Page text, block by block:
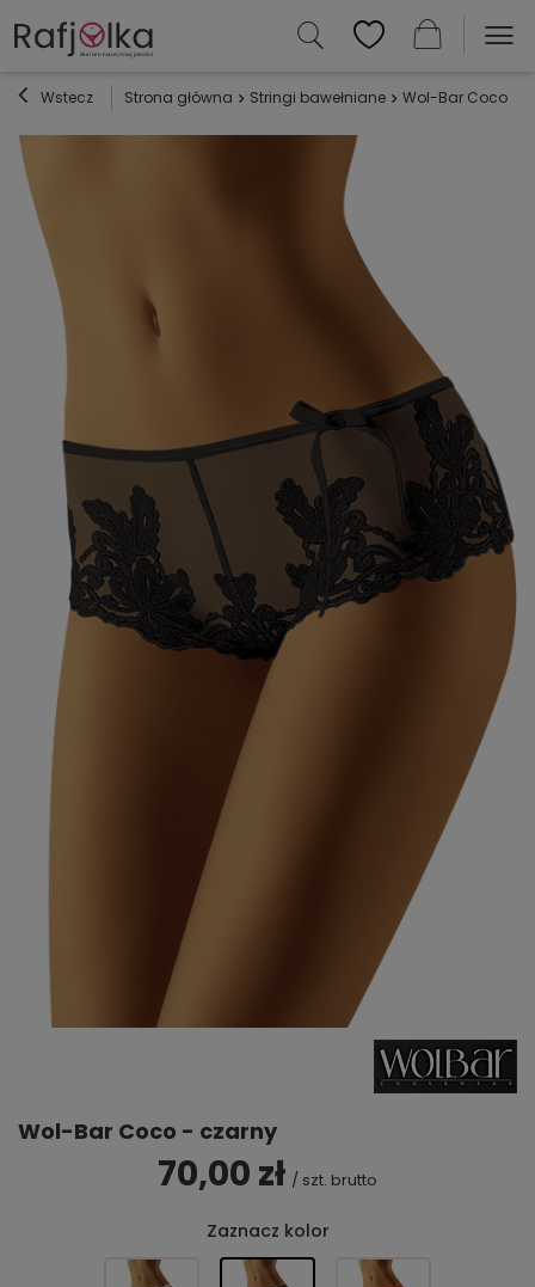
Wstecz Strona główna Stringi bawełniane Wol-Bar Coco -
Wol-Bar Coco - czarny
70,00 zł / szt. brutto
Zaznacz kolor